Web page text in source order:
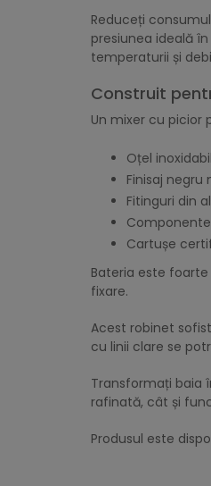
Reduceți
presiunea ideală
temperaturii și
Construit
Un mixer cu
Oțel
Finisaj
Fitinguri din
Cartușe
Bateria este
fixare.
Acest robinet
cu linii clare se
Transformați baia
rafinată, cât și
Produsul este